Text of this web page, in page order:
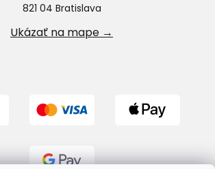
821 04 Bratislava
Ukázať na mape →